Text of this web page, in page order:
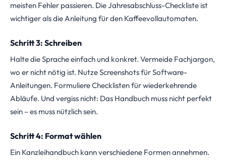
meisten Fehler passieren. Die Jahresabschluss-Checkliste ist
wichtiger als die Anleitung für den Kaffeevollautomaten.
Schritt 3: Schreiben
Halte die Sprache einfach und konkret. Vermeide Fachjargon,
wo er nicht nötig ist. Nutze Screenshots für Software-
Anleitungen. Formuliere Checklisten für wiederkehrende
Abläufe. Und vergiss nicht: Das Handbuch muss nicht perfekt
sein – es muss nützlich sein.
Schritt 4: Format wählen
Ein Kanzleihandbuch kann verschiedene Formen annehmen.